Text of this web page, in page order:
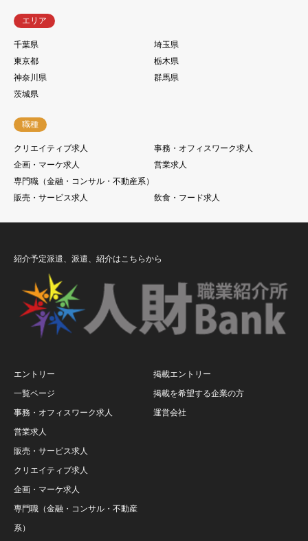
エリア
千葉県
埼玉県
東京都
栃木県
神奈川県
群馬県
茨城県
職種
クリエイティブ求人
事務・オフィスワーク求人
企画・マーケ求人
営業求人
専門職（金融・コンサル・不動産系）
販売・サービス求人
飲食・フード求人
紹介予定派遣、派遣、紹介はこちらから
エントリー
一覧ページ
事務・オフィスワーク求人
営業求人
販売・サービス求人
クリエイティブ求人
企画・マーケ求人
専門職（金融・コンサル・不動産
系）
掲載エントリー
掲載を希望する企業の方
運営会社